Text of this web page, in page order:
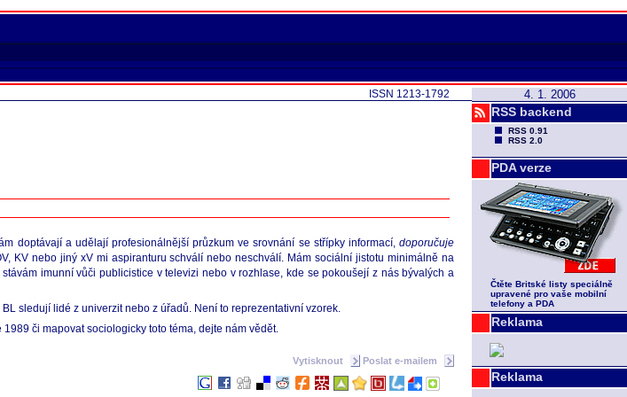
4. 1. 2006
RSS backend
RSS 0.91
RSS 2.0
PDA verze
Čtěte Britské listy speciálně
upravené pro vaše mobilní
telefony a PDA
Reklama
Reklama
ISSN 1213-1792
doptávají a udělají profesionálnější průzkum ve srovnání se střípky informací, doporučuje
KV nebo jiný xV mi aspiranturu schválí nebo neschválí. Mám sociální jistotu minimálně na
imunní vůči publicistice v televizi nebo v rozhlase, kde se pokoušejí z nás bývalých a
sledují lidé z univerzit nebo z úřadů. Není to reprezentativní vzorek.
či mapovat sociologicky toto téma, dejte nám vědět.
Vytisknout Poslat e-mailem